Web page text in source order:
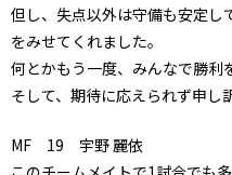
但し、失点以外は守備も安定し
をみせてくれました。
何とかもう一度、みんなで勝利
そして、期待に応えられず申し
MF 19 宇野 麗依